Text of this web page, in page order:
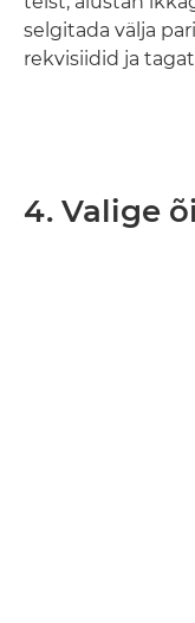
selgitada välja
rekvisiidid ja
4. Valige